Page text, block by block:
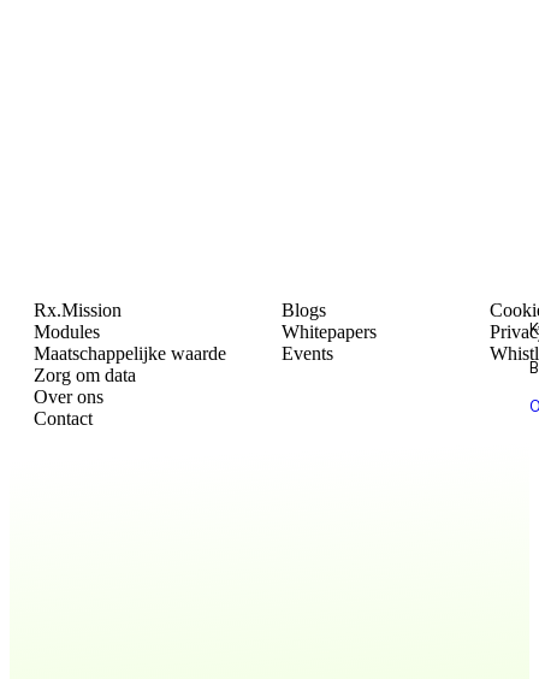
Blogs
Whitepapers
Events
Rx.Mission
Modules
Maatschappelijke waarde
Zorg om data
Over ons
Contact